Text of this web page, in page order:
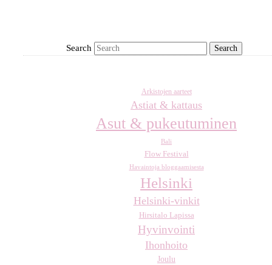
Search
Arkistojen aarteet
Astiat & kattaus
Asut & pukeutuminen
Bali
Flow Festival
Havaintoja bloggaamisesta
Helsinki
Helsinki-vinkit
Hirsitalo Lapissa
Hyvinvointi
Ihonhoito
Joulu